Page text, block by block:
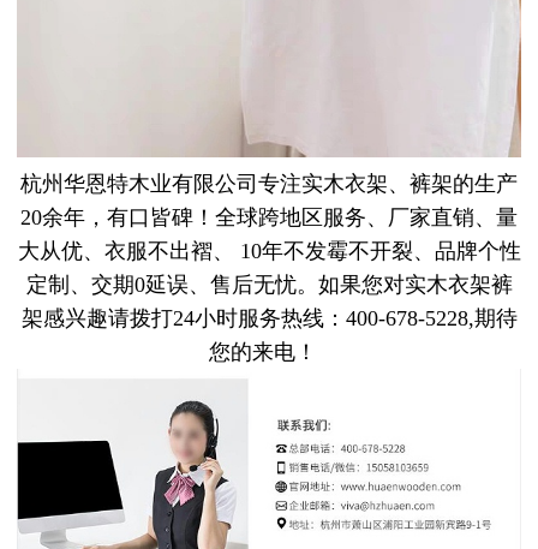
杭州华恩特木业有限公司 专注实木衣架、裤架的生产
20余年，有口皆碑！ 全球跨地区服务、厂家直销、量
大从优、衣服不出褶、
10年不发霉不开裂、品牌个性
定制、交期0延误、售后无忧。如果您对实木衣架裤
架感兴趣请拨打24小时服务热线：400-678-5228,期待
您的来电！